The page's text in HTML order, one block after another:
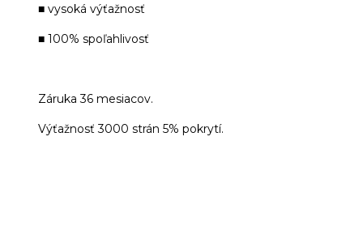
■ vysoká výťažnosť
■ 100% spoľahlivosť
Záruka 36 mesiacov.
Výťažnosť 3000 strán 5% pokrytí.